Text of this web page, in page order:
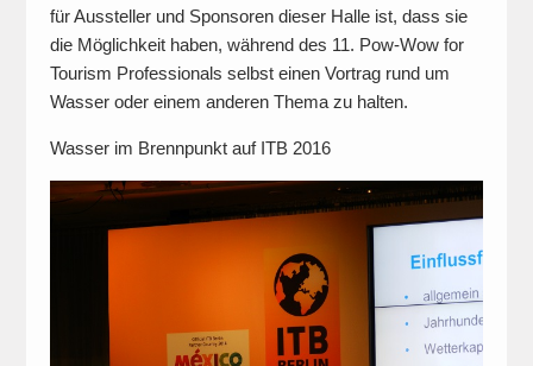
für Aussteller und Sponsoren dieser Halle ist, dass sie
die Möglichkeit haben, während des 11. Pow-Wow for
Tourism Professionals selbst einen Vortrag rund um
Wasser oder einem anderen Thema zu halten.
Wasser im Brennpunkt auf ITB 2016